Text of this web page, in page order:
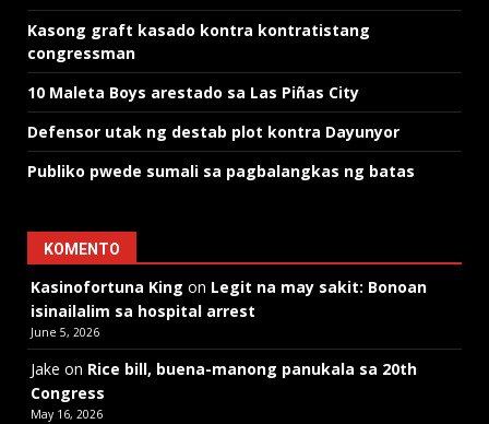
Kasong graft kasado kontra kontratistang
congressman
10 Maleta Boys arestado sa Las Piñas City
Defensor utak ng destab plot kontra Dayunyor
Publiko pwede sumali sa pagbalangkas ng batas
KOMENTO
Kasinofortuna King on Legit na may sakit: Bonoan
isinailalim sa hospital arrest
June 5, 2026
Jake on Rice bill, buena-manong panukala sa 20th
Congress
May 16, 2026